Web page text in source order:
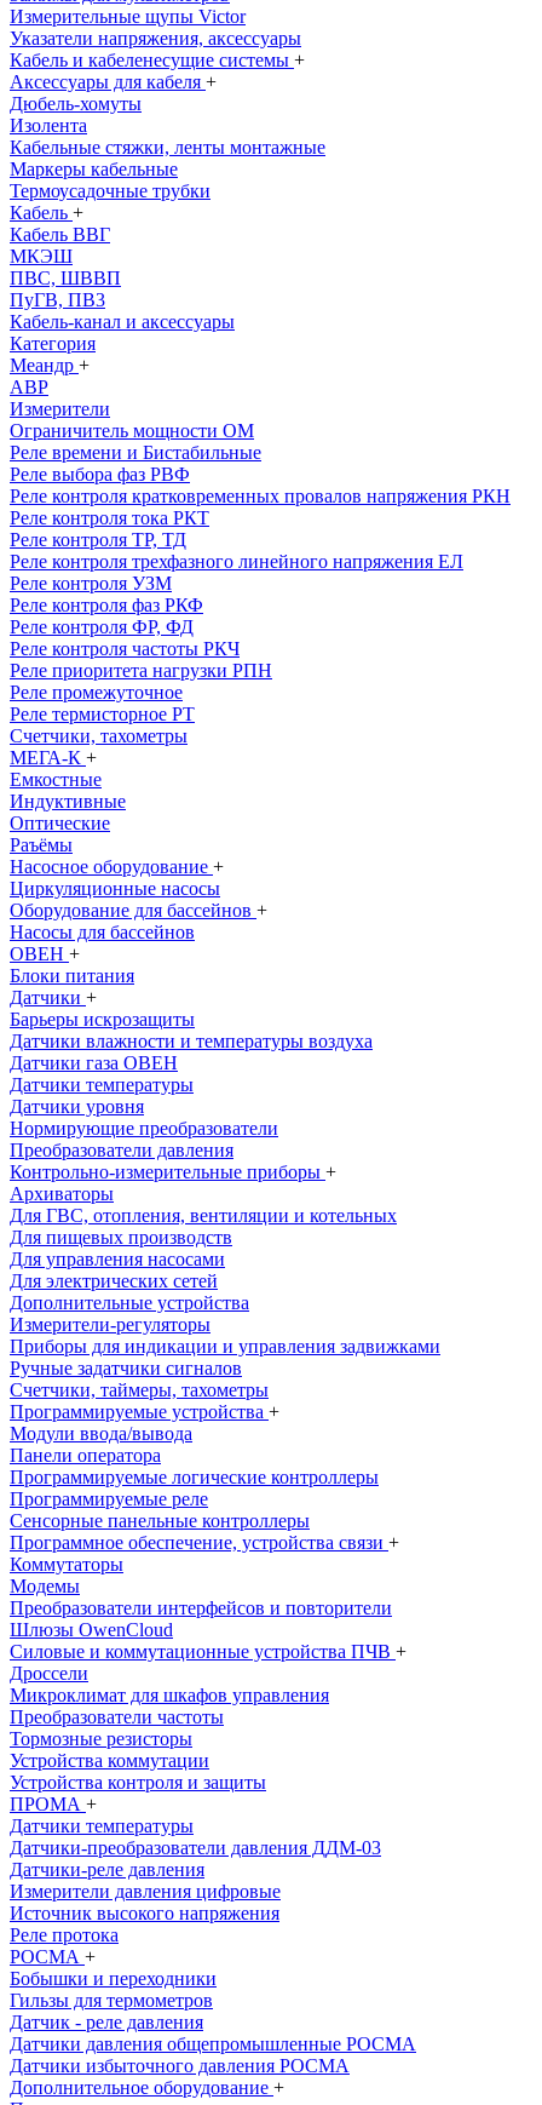
Измерительные щупы Victor
Указатели напряжения, аксессуары
Кабель и кабеленесущие системы +
Аксессуары для кабеля +
Дюбель-хомуты
Изолента
Кабельные стяжки, ленты монтажные
Маркеры кабельные
Термоусадочные трубки
Кабель +
Кабель ВВГ
МКЭШ
ПВС, ШВВП
ПуГВ, ПВ3
Кабель-канал и аксессуары
Категория
Меандр +
АВР
Измерители
Ограничитель мощности ОМ
Реле времени и Бистабильные
Реле выбора фаз РВФ
Реле контроля кратковременных провалов напряжения РКН
Реле контроля тока РКТ
Реле контроля ТР, ТД
Реле контроля трехфазного линейного напряжения ЕЛ
Реле контроля УЗМ
Реле контроля фаз РКФ
Реле контроля ФР, ФД
Реле контроля частоты РКЧ
Реле приоритета нагрузки РПН
Реле промежуточное
Реле термисторное РТ
Счетчики, тахометры
МЕГА-К +
Емкостные
Индуктивные
Оптические
Раъёмы
Насосное оборудование +
Циркуляционные насосы
Оборудование для бассейнов +
Насосы для бассейнов
ОВЕН +
Блоки питания
Датчики +
Барьеры искрозащиты
Датчики влажности и температуры воздуха
Датчики газа ОВЕН
Датчики температуры
Датчики уровня
Нормирующие преобразователи
Преобразователи давления
Контрольно-измерительные приборы +
Архиваторы
Для ГВС, отопления, вентиляции и котельных
Для пищевых производств
Для управления насосами
Для электрических сетей
Дополнительные устройства
Измерители-регуляторы
Приборы для индикации и управления задвижками
Ручные задатчики сигналов
Счетчики, таймеры, тахометры
Программируемые устройства +
Модули ввода/вывода
Панели оператора
Программируемые логические контроллеры
Программируемые реле
Сенсорные панельные контроллеры
Программное обеспечение, устройства связи +
Коммутаторы
Модемы
Преобразователи интерфейсов и повторители
Шлюзы OwenCloud
Силовые и коммутационные устройства ПЧВ +
Дроссели
Микроклимат для шкафов управления
Преобразователи частоты
Тормозные резисторы
Устройства коммутации
Устройства контроля и защиты
ПРОМА +
Датчики температуры
Датчики-преобразователи давления ДДМ-03
Датчики-реле давления
Измерители давления цифровые
Источник высокого напряжения
Реле протока
РОСМА +
Бобышки и переходники
Гильзы для термометров
Датчик - реле давления
Датчики давления общепромышленныe РОСМА
Датчики избыточного давления РОСМА
Дополнительное оборудование +